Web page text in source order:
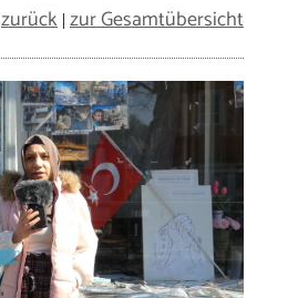
zurück | zur Gesamtübersicht